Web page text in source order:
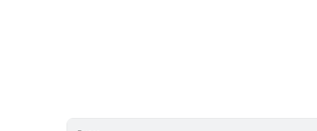
PESQUISAR